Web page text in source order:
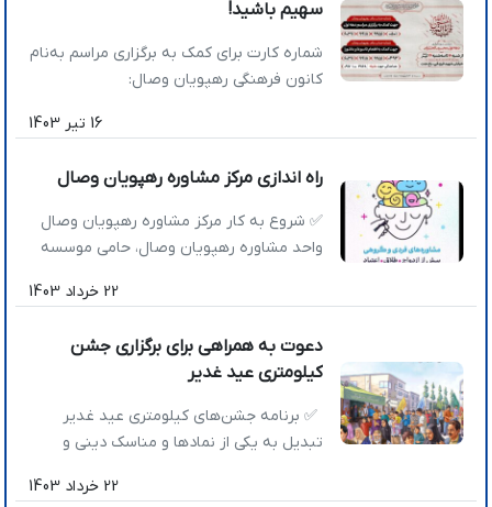
سهیم باشید!
شماره کارت برای کمک به برگزاری مراسم به‌نام
کانون فرهنگی رهپویان وصال:
09171003868
16 تیر 1403
راه اندازی مرکز مشاوره رهپویان وصال
✅ شروع به کار مرکز مشاوره رهپویان وصال
واحد مشاوره رهپویان وصال، حامی موسسه
زندگی مخاطبان خود آماده ارائه خدمات است.
🔸 پیش از ازدواج 🔸 طلاق 🔸 اعتیاد 🔸 کودک
و نوجوان 🔸 تحصیلی 📱 شماره تماس:
09030338192 📱 عضویت […]
22 خرداد 1403
دعوت به همراهی برای برگزاری جشن
کیلومتری عید غدیر
✅ برنامه جشن‌های کیلومتری عید غدیر
تبدیل به یکی از نمادها و مناسک دینی و
ظرفیت جدیدی برای حضور و ارائه خدمات
22 خرداد 1403